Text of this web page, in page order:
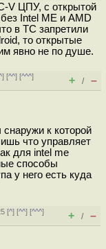
V ЦПУ, с открытой
Intel ME и AMD
в TC запретили
то открытые
явно не по душе.
] [^^] [^^^]
+ / –
к которой
что управляет
для intel me
способы
у него есть куда
[^] [^^] [^^^]
+ / –